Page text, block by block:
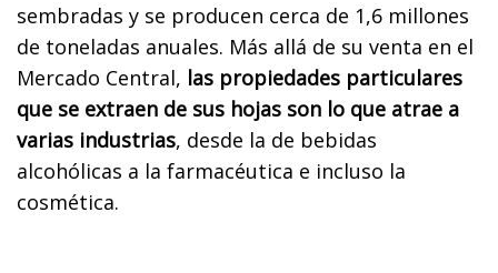
sembradas y se producen cerca de 1,6 millones
de toneladas anuales. Más allá de su venta en el
Mercado Central, las propiedades particulares
que se extraen de sus hojas son lo que atrae a
varias industrias, desde la de bebidas
alcohólicas a la farmacéutica e incluso la
cosmética.